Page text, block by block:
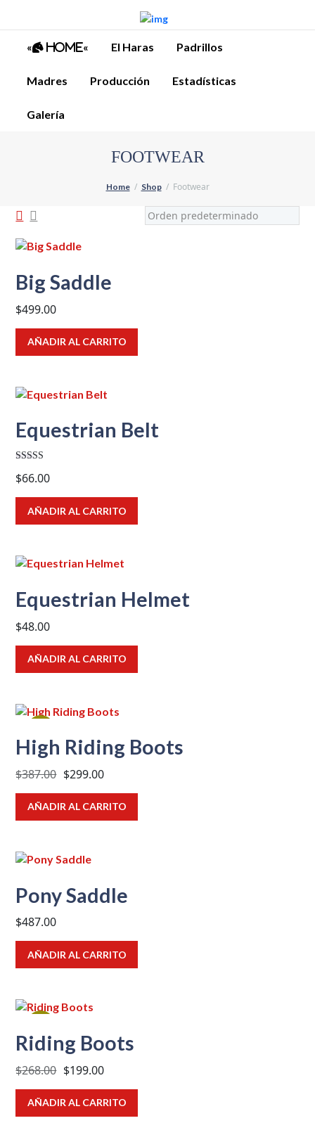
« Home« El Haras Padrillos
Madres Producción Estadísticas
Galería
FOOTWEAR
Home Shop Footwear
Big Saddle
$499.00
AÑADIR AL CARRITO
Equestrian Belt
con
de 5
$66.00
AÑADIR AL CARRITO
Equestrian Helmet
$48.00
AÑADIR AL CARRITO
TA!
High Riding Boots
$387.00 El
original
era:
$299.00El
actual
es:
AÑADIR AL CARRITO
Pony Saddle
$487.00
AÑADIR AL CARRITO
Riding Boots
$268.00 El
original
era:
$199.00El
actual
es:
AÑADIR AL CARRITO